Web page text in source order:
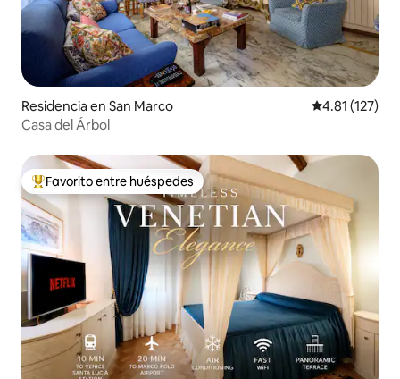
Residencia en San Marco Calificación
4.81 (127)
Casa del Árbol
De los mejores en Favorito entre huéspedes
Favorito entre huéspedes